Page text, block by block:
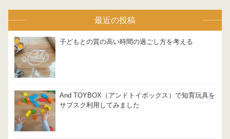
最近の投稿
子どもとの質の高い時間の過ごし方を考える
And TOYBOX（アンドトイボックス）で知育玩具を
サブスク利用してみました